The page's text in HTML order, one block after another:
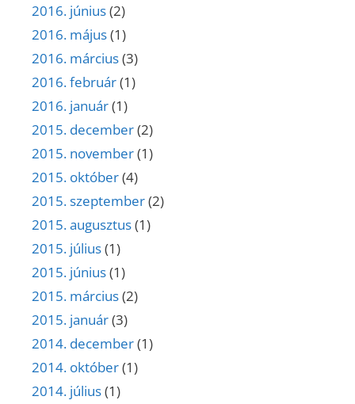
2016. június(2)
2016. május(1)
2016. március(3)
2016. február(1)
2016. január(1)
2015. december(2)
2015. november(1)
2015. október(4)
2015. szeptember(2)
2015. augusztus(1)
2015. július(1)
2015. június(1)
2015. március(2)
2015. január(3)
2014. december(1)
2014. október(1)
2014. július(1)